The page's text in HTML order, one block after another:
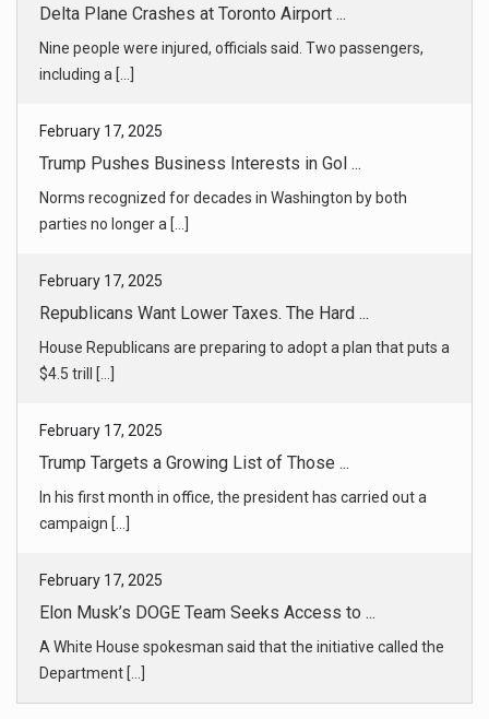
Delta Plane Crashes at Toronto Airport ...
Nine people were injured, officials said. Two passengers,
including a [...]
February 17, 2025
Trump Pushes Business Interests in Gol ...
Norms recognized for decades in Washington by both
parties no longer a [...]
February 17, 2025
Republicans Want Lower Taxes. The Hard ...
House Republicans are preparing to adopt a plan that puts a
$4.5 trill [...]
February 17, 2025
Trump Targets a Growing List of Those ...
In his first month in office, the president has carried out a
campaign [...]
February 17, 2025
Elon Musk’s DOGE Team Seeks Access to ...
A White House spokesman said that the initiative called the
Department [...]